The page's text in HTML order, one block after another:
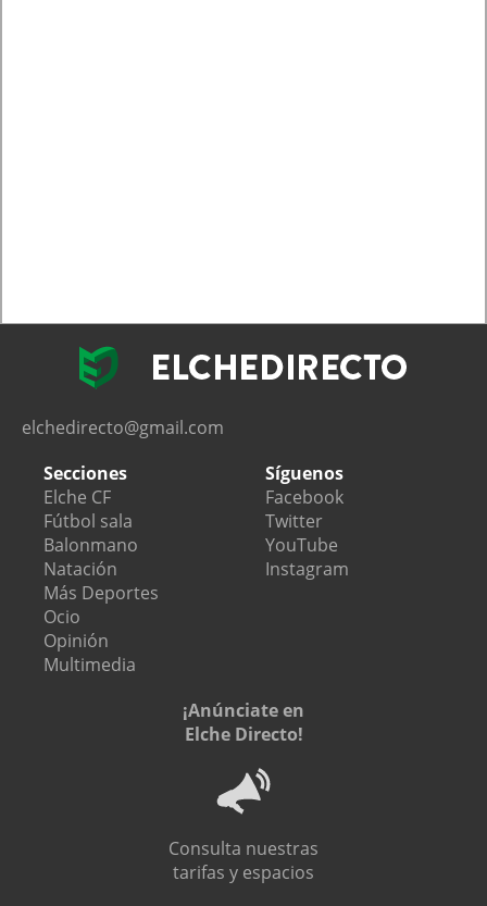
elchedirecto@gmail.com
Secciones
Elche CF
Fútbol sala
Balonmano
Natación
Más Deportes
Ocio
Opinión
Multimedia
Síguenos
Facebook
Twitter
YouTube
Instagram
¡Anúnciate en
Elche Directo!
Consulta nuestras
tarifas y espacios